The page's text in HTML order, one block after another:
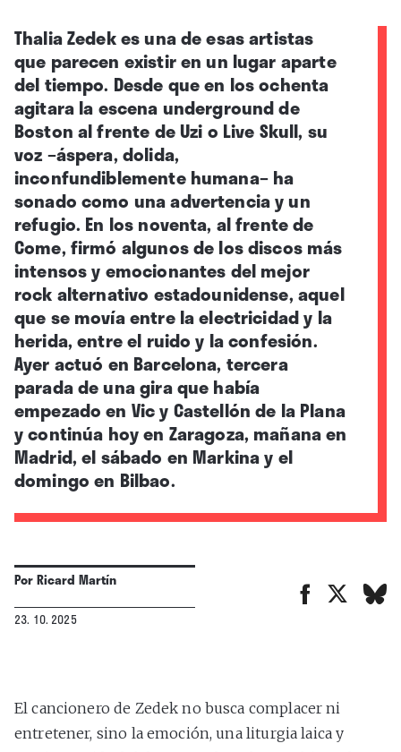
Thalia Zedek es una de esas artistas
que parecen existir en un lugar aparte
del tiempo. Desde que en los ochenta
agitara la escena underground de
Boston al frente de Uzi o Live Skull, su
voz –áspera, dolida,
inconfundiblemente humana– ha
sonado como una advertencia y un
refugio. En los noventa, al frente de
Come, firmó algunos de los discos más
intensos y emocionantes del mejor
rock alternativo estadounidense, aquel
que se movía entre la electricidad y la
herida, entre el ruido y la confesión.
Ayer actuó en Barcelona, tercera
parada de una gira que había
empezado en Vic y Castellón de la Plana
y continúa hoy en Zaragoza, mañana en
Madrid, el sábado en Markina y el
domingo en Bilbao.
PorRicard Martín
23. 10. 2025
El cancionero de Zedek no busca complacer ni
entretener, sino la emoción, una liturgia laica y